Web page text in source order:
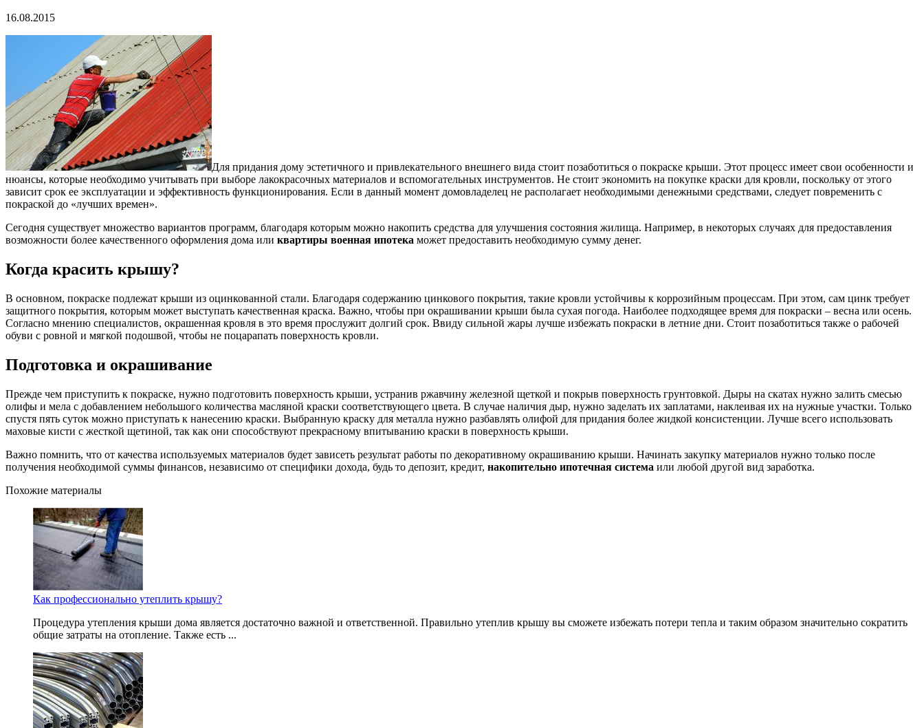
16.08.2015
Для придания дому эстетичного и привлекательного внешнего вида стоит позаботиться о покраске крыши. Этот процесс имеет свои особенности и
нюансы, которые необходимо учитывать при выборе лакокрасочных материалов и вспомогательных инструментов. Не стоит экономить на покупке краски для кровли, поскольку от этого
зависит срок ее эксплуатации и эффективность функционирования. Если в данный момент домовладелец не располагает необходимыми денежными средствами, следует повременить с
покраской до «лучших времен».
Сегодня существует множество вариантов программ, благодаря которым можно накопить средства для улучшения состояния жилища. Например, в некоторых случаях для предоставления
возможности более качественного оформления дома или квартиры военная ипотека может предоставить необходимую сумму денег.
Когда красить крышу?
В основном, покраске подлежат крыши из оцинкованной стали. Благодаря содержанию цинкового покрытия, такие кровли устойчивы к коррозийным процессам. При этом, сам цинк требует
защитного покрытия, которым может выступать качественная краска. Важно, чтобы при окрашивании крыши была сухая погода. Наиболее подходящее время для покраски – весна или осень.
Согласно мнению специалистов, окрашенная кровля в это время прослужит долгий срок. Ввиду сильной жары лучше избежать покраски в летние дни. Стоит позаботиться также о рабочей
обуви с ровной и мягкой подошвой, чтобы не поцарапать поверхность кровли.
Подготовка и окрашивание
Прежде чем приступить к покраске, нужно подготовить поверхность крыши, устранив ржавчину железной щеткой и покрыв поверхность грунтовкой. Дыры на скатах нужно залить смесью
олифы и мела с добавлением небольшого количества масляной краски соответствующего цвета. В случае наличия дыр, нужно заделать их заплатами, наклеивая их на нужные участки. Только
спустя пять суток можно приступать к нанесению краски. Выбранную краску для металла нужно разбавлять олифой для придания более жидкой консистенции. Лучше всего использовать
маховые кисти с жесткой щетиной, так как они способствуют прекрасному впитыванию краски в поверхность крыши.
Важно помнить, что от качества используемых материалов будет зависеть результат работы по декоративному окрашиванию крыши. Начинать закупку материалов нужно только после
получения необходимой суммы финансов, независимо от специфики дохода, будь то депозит, кредит, накопительно ипотечная система или любой другой вид заработка.
Похожие материалы
Как профессионально утеплить крышу?
Процедура утепления крыши дома является достаточно важной и ответственной. Правильно утеплив крышу вы сможете избежать потери тепла и таким образом значительно сократить
общие затраты на отопление. Также есть ...